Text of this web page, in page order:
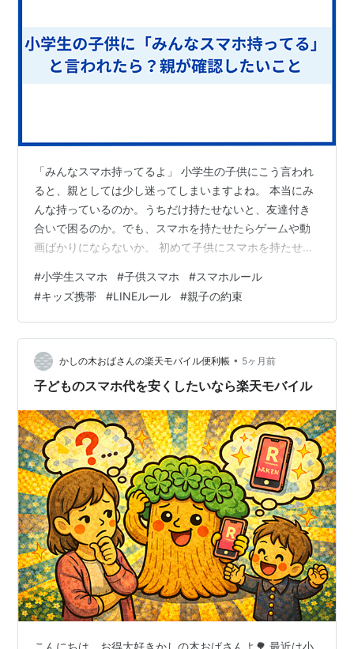
「みんなスマホ持ってるよ」 小学生の子供にこう言われ
ると、親としては少し迷ってしまいますよね。 本当にみ
んな持っているのか。うちだけ持たせないと、友達付き
合いで困るのか。でも、スマホを持たせたらゲームや動
画ばかりにならないか。 初めて子供にスマホを持たせる
学生の場合、中学生や高校生とは違い、まだ使い方の判
断を子供だけに任せるのは不安が残ります。 この記事で
は、小学生の子供に「みんなスマホ持ってる」と言われ
たときに、親が確認したいことをわかりやすくまとめま
す。 この記事でわかること 小学生は本当にみんなスマホ
を持っているのか 子供の「みんな持っ…
#小学生スマホ #子供スマホ #スマホルール
#キッズ携帯 #LINEルール #親子の約束
かしの木おばさんの楽天モバイル便利帳 • 5ヶ月前
子どものスマホ代を安くしたいなら楽天モバイル